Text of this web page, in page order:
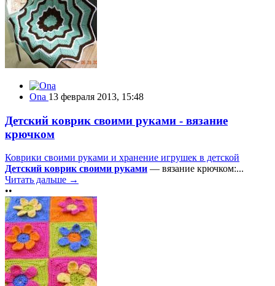
Ona 13 февраля 2013, 15:48
Детский коврик своими руками - вязание
крючком
Коврики своими руками и хранение игрушек в детской
Детский коврик своими руками — вязание крючком:...
Читать дальше →
••